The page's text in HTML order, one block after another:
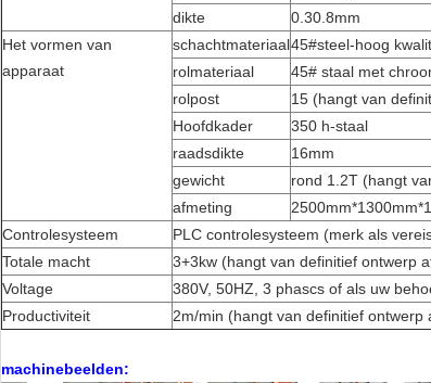
dikte
0.30.8mm
Het vormen van
apparaat
schachtmateriaal45#steel-hoog
rolmateriaal
45# staal met
rolpost
15 (hangt van
Hoofdkader
350 h-staal
raadsdikte
16mm
gewicht
rond 1.2T (hangt
afmeting
Controlesysteem
PLC controlesysteem (merk als
Totale macht
3+3kw (hangt van definitief ontwerp
Voltage
380V, 50HZ, 3 phascs of als uw
Productiviteit
2m/min (hangt van definitief ontwerp
machinebeelden: